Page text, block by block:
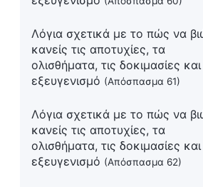
Λόγια σχετικά με το πώς να
κανείς τις αποτυχίες, τα
ολισθήματα, τις δοκιμασίες
εξευγενισμό (Απόσπασμα 61)
Λόγια σχετικά με το πώς να
κανείς τις αποτυχίες, τα
ολισθήματα, τις δοκιμασίες
εξευγενισμό (Απόσπασμα 62)